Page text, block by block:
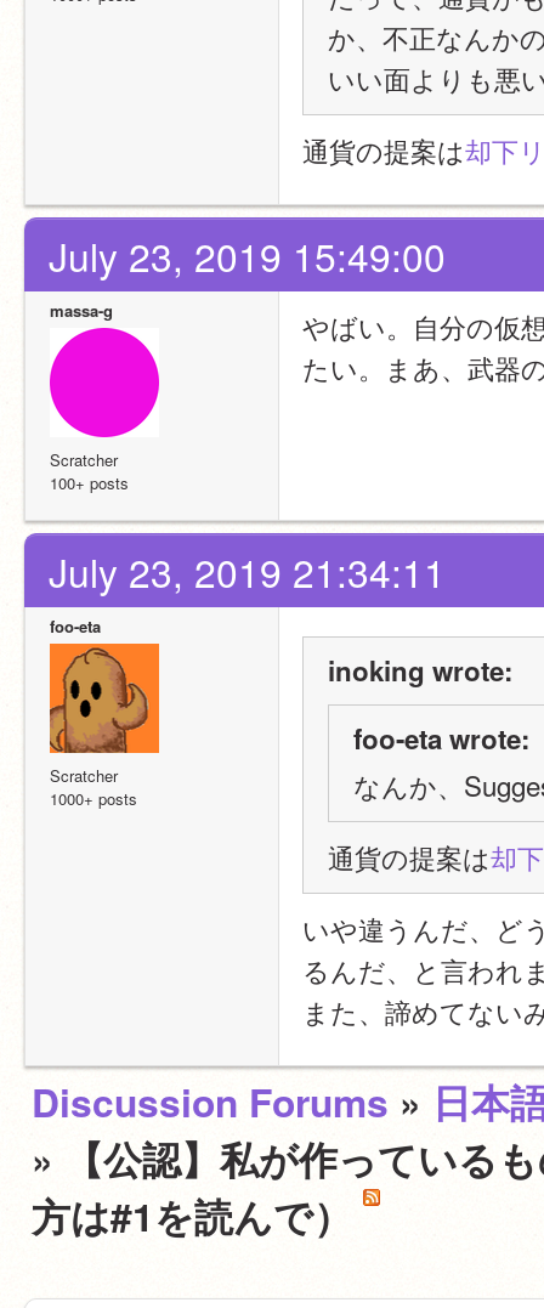
か、不正なんか
いい面よりも悪
通貨の提案は却下
July 23, 2019 15:49:00
massa-g
Scratcher
100+ posts
やばい。自分の仮
たい。まあ、武器
July 23, 2019 21:34:11
foo-eta
Scratcher
1000+ posts
inoking wrote:
foo-eta wrote:
なんか、
通貨の提案は却
いや違うんだ、ど
るんだ、と言われ
また、諦めてない
Discussion Forums » 日本
» 【公認】私が作っている
方は#1を読んで）